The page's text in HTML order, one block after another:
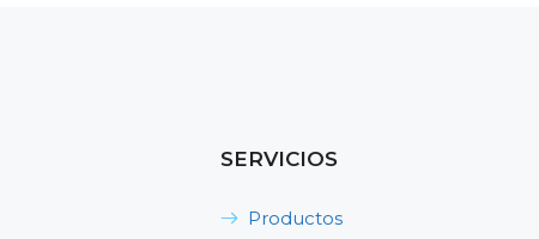
SERVICIOS
Productos